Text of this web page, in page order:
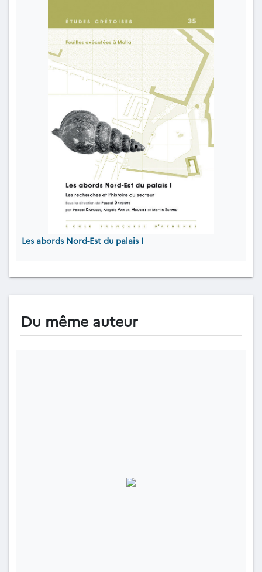
Les abords Nord-Est du palais I
Du même auteur